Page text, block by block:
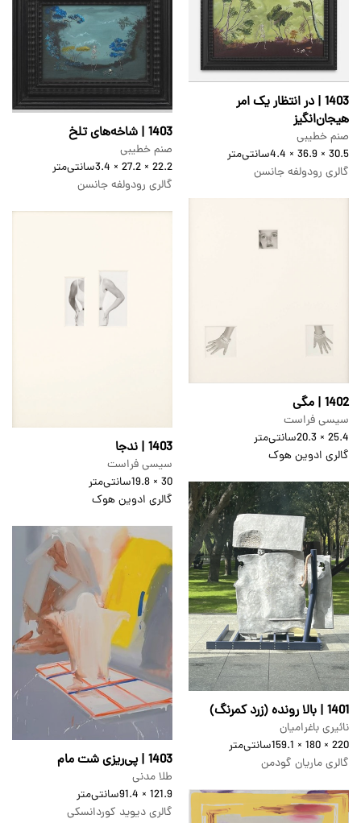
1403 | در انتظار یک امر
هیجان‌انگیز
صنم خطیبی
30.5 × 36.9 × 4.4
سانتی‌متر
گالری رودولفه جانسن
1403 | شاخه‌های تلخ
صنم خطیبی
22.2 × 27.2 × 3.4
سانتی‌متر
گالری رودولفه جانسن
1402 | مگی
سیسی فراست
25.4 × 20.3
سانتی‌متر
گالری ادوین هوک
1403 | ندجا
سیسی فراست
30 × 19.8
سانتی‌متر
گالری ادوین هوک
1401 | بالا رونده (زرد کمرنگ)
نائیری باغرامیان
220 × 180 × 159.1
سانتی‌متر
گالری ماریان گودمن
1403 | پی‌ریزی شت‌ مام
طلا مدنی
121.9 × 91.4
سانتی‌متر
گالری دیوید کوردانسکی